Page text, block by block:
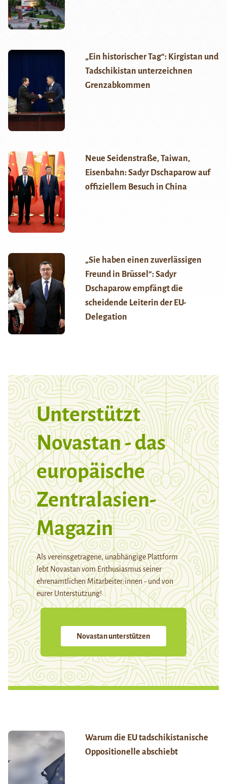
„Ein historischer Tag“: Kirgistan und
Tadschikistan unterzeichnen
Grenzabkommen
Neue Seidenstraße, Taiwan,
Eisenbahn: Sadyr Dschaparow auf
offiziellem Besuch in China
„Sie haben einen zuverlässigen
Freund in Brüssel“: Sadyr
Dschaparow empfängt die
scheidende Leiterin der EU-
Delegation
Unterstützt
Novastan - das
europäische
Zentralasien-
Magazin
Als vereinsgetragene, unabhängige Plattform
lebt Novastan vom Enthusiasmus seiner
ehrenamtlichen Mitarbeiter:innen - und von
eurer Unterstützung!
Novastan unterstützen
Warum die EU tadschikistanische
Oppositionelle abschiebt